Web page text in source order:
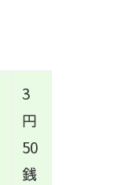
3
円
50
銭